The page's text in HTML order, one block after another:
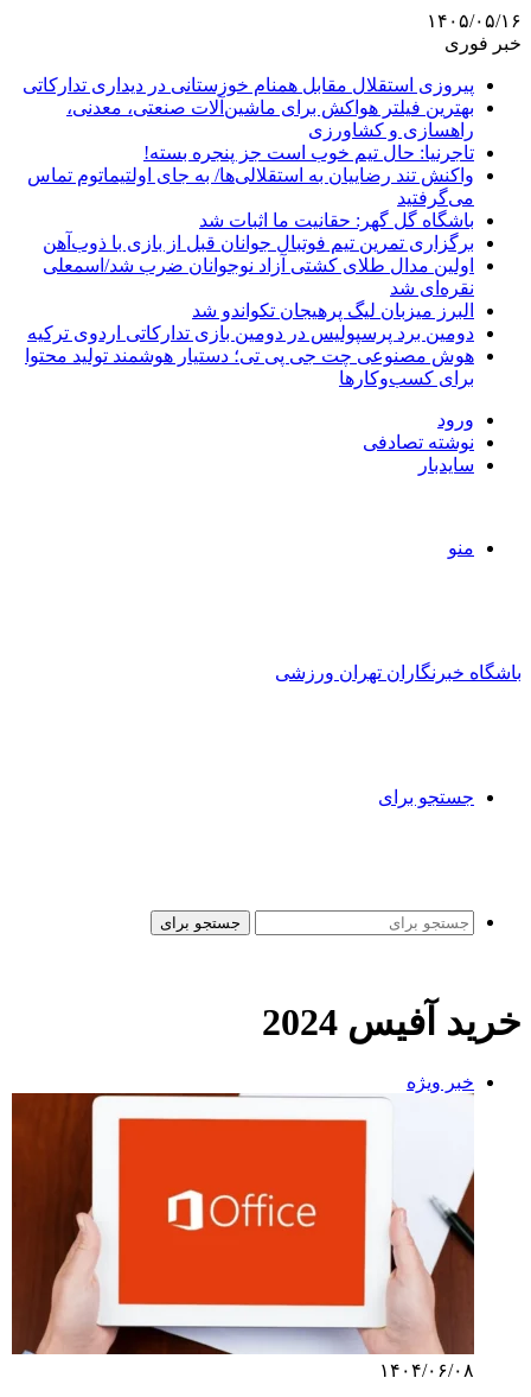
۱۴۰۵/۰۵/۱۶
خبر فوری
پیروزی استقلال مقابل همنام خوزستانی در دیداری تدارکاتی
بهترین فیلتر هواکش برای ماشین‌آلات صنعتی، معدنی،
راهسازی و کشاورزی
تاجرنیا: حال تیم خوب است جز پنجره بسته!
واکنش تند رضاییان به استقلالی‌ها/ به جای اولتیماتوم تماس
می‌گرفتید
باشگاه گل گهر: حقانیت ما اثبات شد
برگزاری تمرین تیم فوتبال جوانان قبل از بازی با ذوب‌آهن
اولین مدال طلای کشتی آزاد نوجوانان ضرب شد/اسمعلی
نقره‌ای شد
البرز میزبان لیگ پرهیجان تکواندو شد
دومین برد پرسپولیس در دومین بازی تدارکاتی اردوی ترکیه
هوش مصنوعی چت جی پی تی؛ دستیار هوشمند تولید محتوا
برای کسب‌وکارها
ورود
نوشته تصادفی
سایدبار
منو
باشگاه خبرنگاران تهران ورزشی
جستجو برای
جستجو برای
خرید آفیس 2024
خبر ویژه
۱۴۰۴/۰۶/۰۸